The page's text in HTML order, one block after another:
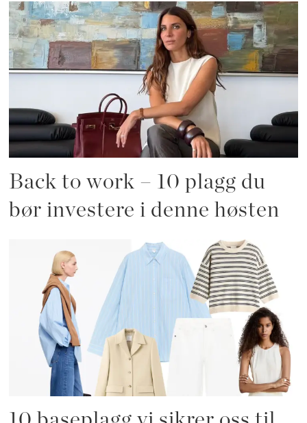
Back to work – 10 plagg du
bør investere i denne høsten